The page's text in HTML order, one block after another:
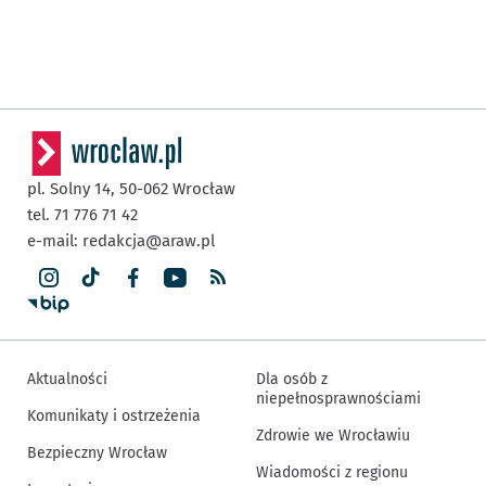
pl. Solny 14, 50-062 Wrocław
tel. 71 776 71 42
e-mail: redakcja@araw.pl
Aktualności
Komunikaty i ostrzeżenia
Bezpieczny Wrocław
Dla osób z
niepełnosprawnościami
Zdrowie we Wrocławiu
Wiadomości z regionu